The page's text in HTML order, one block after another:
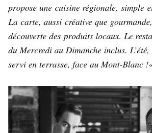
propose une cuisine régionale, simple
La carte, aussi créative que
découverte des produits locaux. Le
du Mercredi au Dimanche inclus.
servi en terrasse, face au Mont-Blanc !